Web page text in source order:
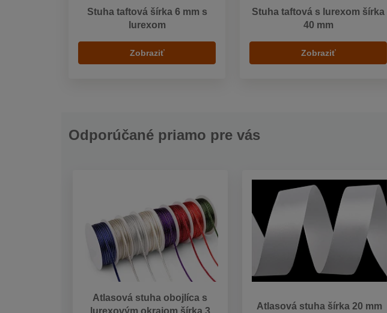
Stuha taftová šírka 6 mm s
lurexom
Zobraziť
Stuha taftová s lurexom šírka
40 mm
Zobraziť
Odporúčané priamo pre vás
Atlasová stuha obojlíca s
lurexovým okrajom šírka 3
Atlasová stuha šírka 20 mm